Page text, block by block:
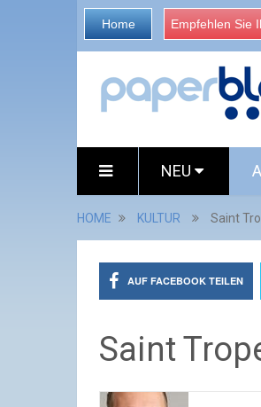
Home Empfehlen Sie
NEU
HOME KULTUR Saint
AUF FACEBOOK TEILEN
Saint